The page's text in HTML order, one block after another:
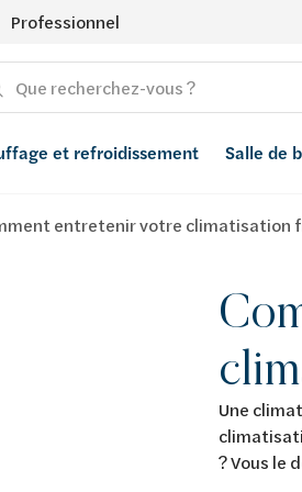
Professionnel
et refroidissement Salle de
d’eau
entretenir votre climatisation
Une
? Vous le